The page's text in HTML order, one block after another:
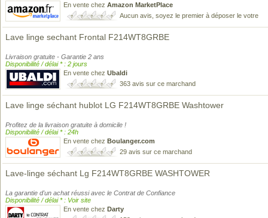
En vente chez Amazon MarketPlace
Aucun avis, soyez le premier à déposer le votre
Lave linge sechant Frontal F214WT8GRBE
Livraison gratuite - Garantie 2 ans
Disponibilité / délai * : 2 jours
En vente chez Ubaldi
363 avis sur ce marchand
Lave linge séchant hublot LG F214WT8GRBE Washtower
Profitez de la livraison gratuite à domicile !
Disponibilité / délai * : 24h
En vente chez Boulanger.com
29 avis sur ce marchand
Lave-linge séchant Lg F214WT8GRBE WASHTOWER
La garantie d'un achat réussi avec le Contrat de Confiance
Disponibilité / délai * : Voir site
En vente chez Darty